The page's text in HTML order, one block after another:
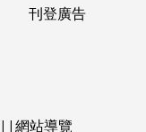
刊登廣告
網站導覽